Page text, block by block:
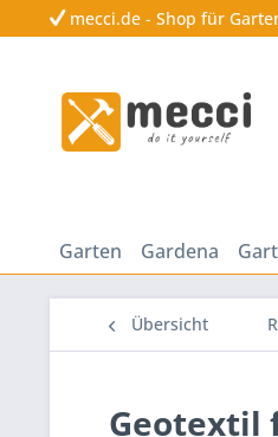
mecci.de - Shop für
Garten Gardena
Übersicht
Geotextil